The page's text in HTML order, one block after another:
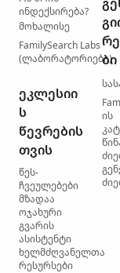
ინდექსირება?
მოხალისე
FamilySearch Labs
(ლაბორატორიები)
ეკლესიი
ს
წევრების
თვის
წეს-
ჩვეულებები
მზადაა
ოჯახური
გვარის
ასისტენტი
ხელმძღვანელთა
რესურსები
ბი
ის